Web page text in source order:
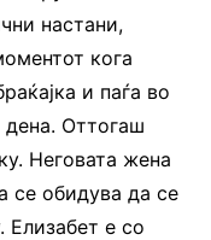
настани,
кога
и паѓа во
дена. Оттогаш
Неговата жена
се обидува да се
Елизабет е со